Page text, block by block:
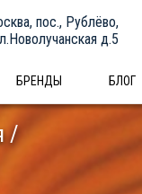
пос., Рублёво,
д.5
БРЕНДЫ БЛОГ